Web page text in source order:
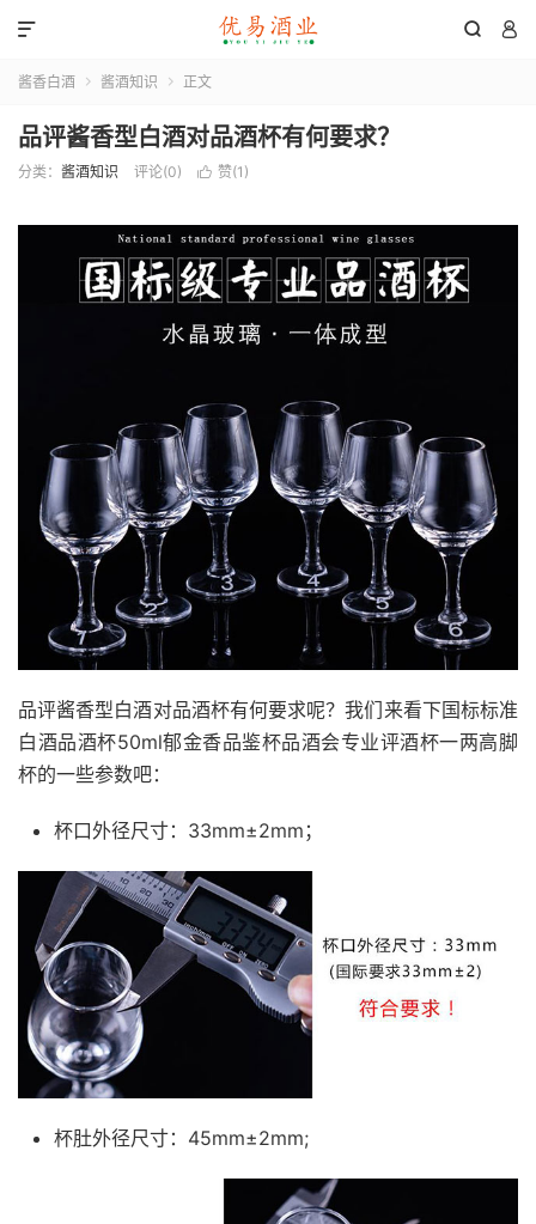
 

酱香白酒  酱酒知识  正文
品评酱香型白酒对品酒杯有何要求？
分类： 酱酒知识 评论(0)  赞(1 )
品评酱香型白酒对品酒杯有何要求呢？我们来看下国标标准
白酒品酒杯50ml郁金香品鉴杯品酒会专业评酒杯一两高脚
杯的一些参数吧：
杯口外径尺寸：33mm±2mm；
杯肚外径尺寸：45mm±2mm;